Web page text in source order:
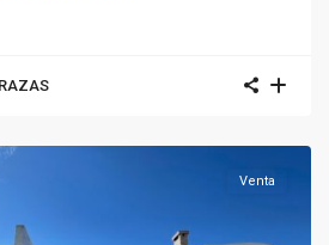
Venta